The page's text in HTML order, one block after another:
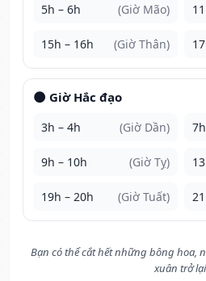
5h – 6h (Giờ Mão)
15h – 16h (Giờ Thân)
🌑 Giờ Hắc đạo
3h – 4h (Giờ Dần)
9h – 10h (Giờ Tỵ)
19h – 20h (Giờ Tuất)
Bạn có thể cắt hết những bông hoa,
xuân trở